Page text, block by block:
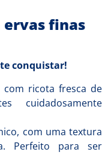
ervas finas
conquistar!
com ricota fresca de
cuidadosamente
com uma textura
Perfeito para ser